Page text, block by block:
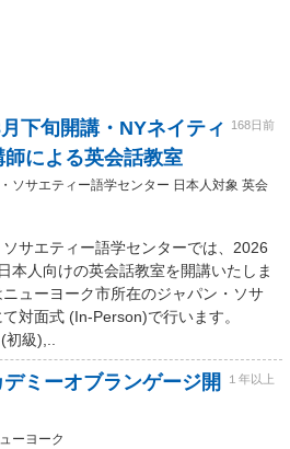
下旬開講・NYネイティ
師による英会話教室
168日前
ソサエティー語学センター 日本人対象 英会
サエティー語学センターでは、2026
本人向けの英会話教室を開講いたしま
ューヨーク市所在のジャパン・ソサ
対面式 (In-Person)で行います。
級),..
ミーオブランゲージ開
１年以上
ーヨーク